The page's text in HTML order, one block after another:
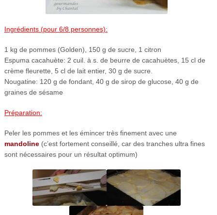
Ingrédients (pour 6/8 personnes):
1 kg de pommes (Golden), 150 g de sucre, 1 citron
Espuma cacahuète: 2 cuil. à s. de beurre de cacahuètes, 15 cl de
crème fleurette, 5 cl de lait entier, 30 g de sucre.
Nougatine: 120 g de fondant, 40 g de sirop de glucose, 40 g de
graines de sésame
Préparation:
Peler les pommes et les émincer très finement avec une
mandoline(c’est fortement conseillé, car des tranches ultra fines
sont nécessaires pour un résultat optimum)